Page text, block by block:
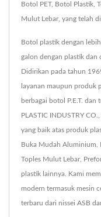
Botol PET, Botol Plastik,
Mulut Lebar, yang telah
Botol plastik dengan
galon dengan plastik dan
Didirikan pada tahun
layanan maupun produk
berbagai botol P.E.T.
PLASTIC INDUSTRY
yang baik atas produk
Buka Mudah Aluminium,
Toples Mulut Lebar,
plastik lainnya. Kami
modern termasuk mesin
terbaru dari nissei ASB